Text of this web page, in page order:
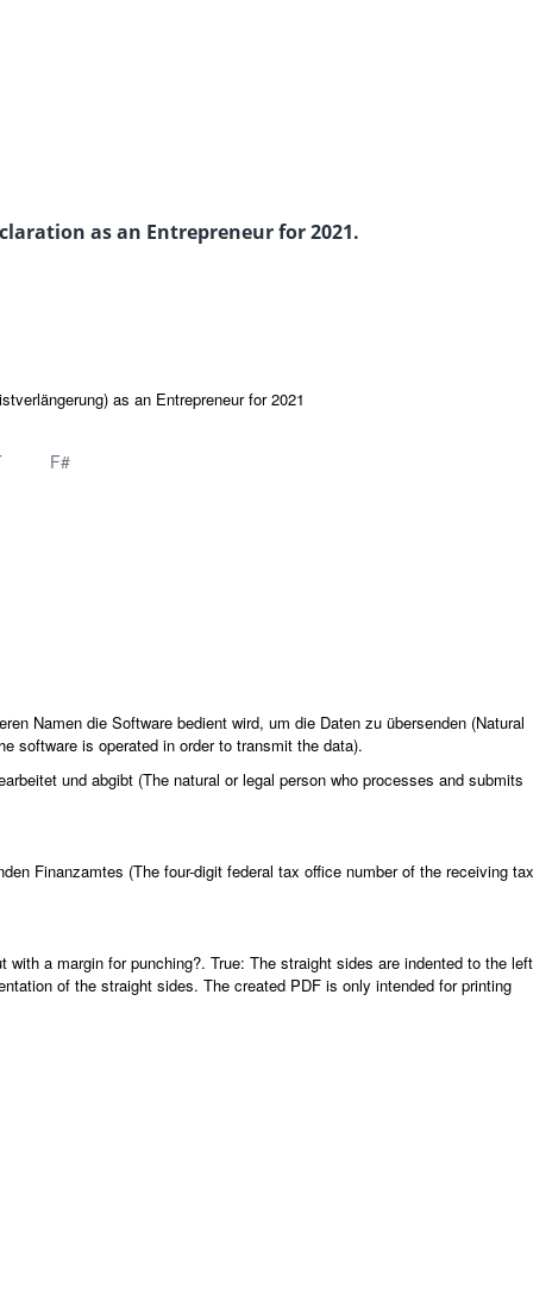
as an Entrepreneur for 2021.
as an Entrepreneur for 2021
F#
Namen die Software bedient wird, um die Daten zu übersenden (Natural
software is operated in order to transmit the data).
und abgibt (The natural or legal person who processes and submits
Finanzamtes (The four-digit federal tax office number of the receiving tax
a margin for punching?. True: The straight sides are indented to the left
of the straight sides. The created PDF is only intended for printing